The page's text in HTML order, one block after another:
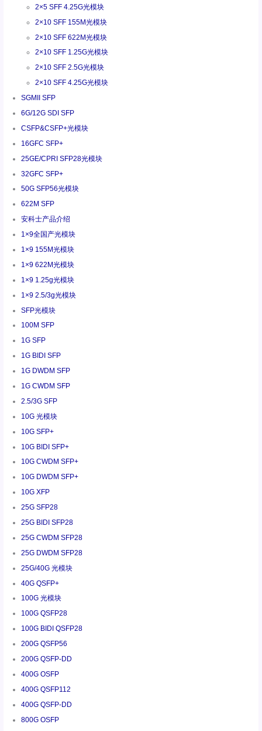
2×5 SFF 4.25G光模块
2×10 SFF 155M光模块
2×10 SFF 622M光模块
2×10 SFF 1.25G光模块
2×10 SFF 2.5G光模块
2×10 SFF 4.25G光模块
SGMII SFP
6G/12G SDI SFP
CSFP&CSFP+光模块
16GFC SFP+
25GE/CPRI SFP28光模块
32GFC SFP+
50G SFP56光模块
622M SFP
安科士产品介绍
1×9全国产光模块
1×9 155M光模块
1×9 622M光模块
1×9 1.25g光模块
1×9 2.5/3g光模块
SFP光模块
100M SFP
1G SFP
1G BIDI SFP
1G DWDM SFP
1G CWDM SFP
2.5/3G SFP
10G 光模块
10G SFP+
10G BIDI SFP+
10G CWDM SFP+
10G DWDM SFP+
10G XFP
25G SFP28
25G BIDI SFP28
25G CWDM SFP28
25G DWDM SFP28
25G/40G 光模块
40G QSFP+
100G 光模块
100G QSFP28
100G BIDI QSFP28
200G QSFP56
200G QSFP-DD
400G OSFP
400G QSFP112
400G QSFP-DD
800G OSFP